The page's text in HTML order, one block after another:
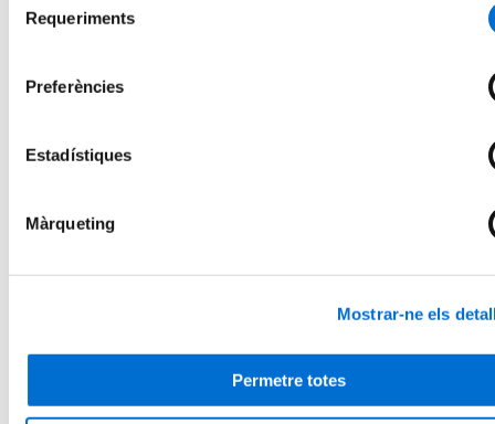
Requeriments
Preferències
Estadístiques
Màrqueting
Mostrar-ne els
Permetre totes
Futurs estudiants
Preguntes freqüents
Per què IL3-UB?
10 motius pels quals estudiar a l’IL3-UB
Impulsa la teva carrera
Borsa de treball
Esdeveniments Talent HUB
Horaris d'atenció
Programes en Ciències de la Terra